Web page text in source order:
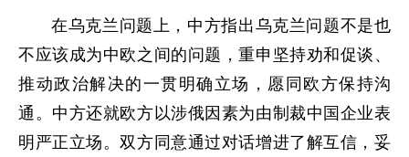
在乌克兰问题上，中方指出乌克兰问题不是也
不应该成为中欧之间的问题，重申坚持劝和促谈、
推动政治解决的一贯明确立场，愿同欧方保持沟
通。中方还就欧方以涉俄因素为由制裁中国企业表
明严正立场。双方同意通过对话增进了解互信，妥